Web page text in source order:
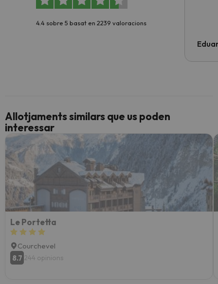
4.4 sobre 5 basat en 2239 valoracions
Allotjaments similars que us poden
interessar
Le Portetta
Courchevel
8.7 244 opinions